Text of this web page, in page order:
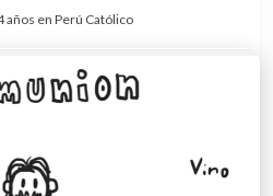
años en Perú Católico